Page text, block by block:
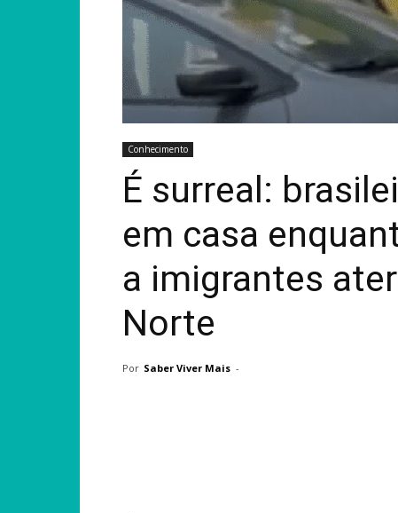
Conhecimento
É surreal:
em casa
a imigrantes
Norte
Por Saber Viver Mais -